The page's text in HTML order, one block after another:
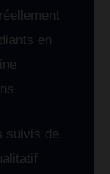
en
suivis de